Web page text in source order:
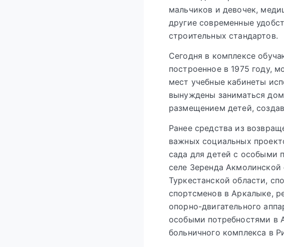
мальчиков и девочек,
другие современные
строительных стандартов.
Сегодня в комплексе
построенное в 1975 году,
мест учебные кабинеты
вынуждены заниматься
размещением детей,
Ранее средства из
важных социальных
сада для детей с особыми
селе Зеренда
Туркестанской области,
спортсменов в Аркалыке,
опорно-двигательного
особыми потребностями в
больничного комплекса в